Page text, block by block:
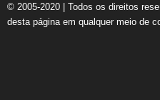
© 2005-2020 | Todos os direitos
desta página em qualquer meio de